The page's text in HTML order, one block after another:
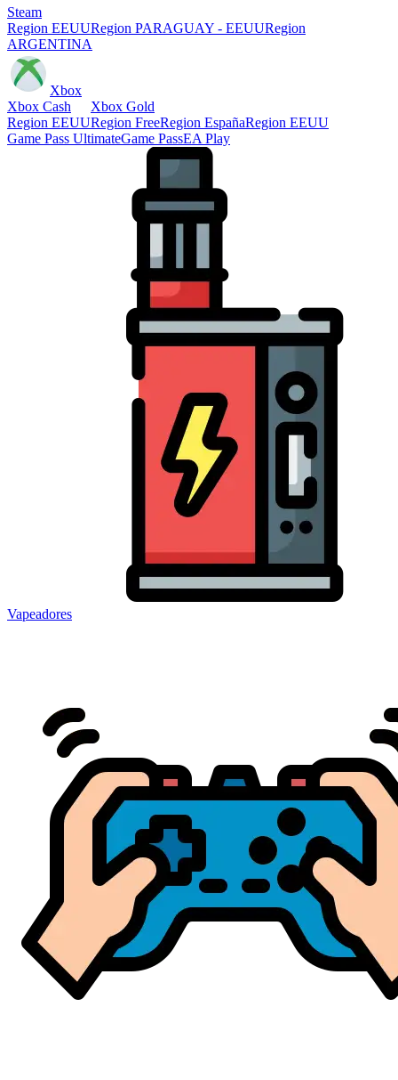
Steam
Region EEUURegion PARAGUAY - EEUURegion
ARGENTINA
Xbox
Xbox Cash
Region EEUU
Xbox Gold
Region FreeRegion EspañaRegion EEUU
Game Pass UltimateGame PassEA Play
Vapeadores